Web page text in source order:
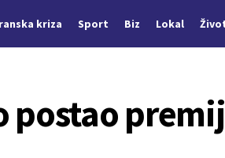
kriza Sport Biz Lokal
postao